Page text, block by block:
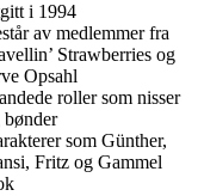
i 1994
av medlemmer fra
Strawberries og
Opsahl
roller som nisser
bønder
som Günther,
Fritz og Gammel